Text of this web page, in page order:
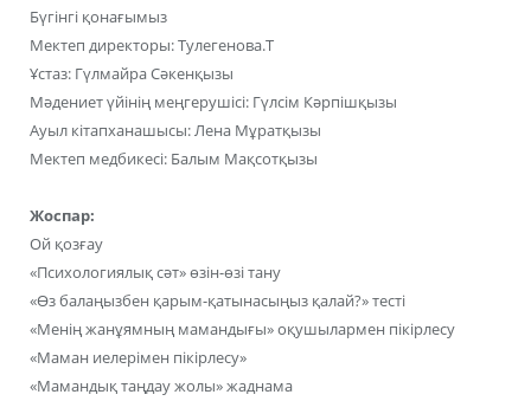
Бүгінгі қонағымыз
Мектеп директоры: Тулегенова.Т
Ұстаз: Гүлмайра Сәкенқызы
Мәдениет үйінің меңгерушісі: Гүлсім Кәрпішқызы
Ауыл кітапханашысы: Лена Мұратқызы
Мектеп медбикесі: Балым Мақсотқызы
Жоспар:
Ой қозғау
«Психологиялық сәт» өзін-өзі тану
«Өз балаңызбен қарым-қатынасыңыз қалай?» тесті
«Менің жанұямның мамандығы» оқушылармен пікірлесу
«Маман иелерімен пікірлесу»
«Мамандық таңдау жолы» жаднама